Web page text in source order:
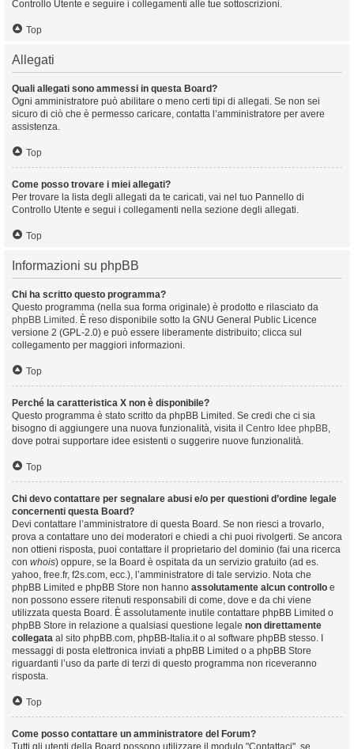
Controllo Utente e seguire i collegamenti alle tue sottoscrizioni.
Top
Allegati
Quali allegati sono ammessi in questa Board?
Ogni amministratore può abilitare o meno certi tipi di allegati. Se non sei
sicuro di ciò che è permesso caricare, contatta l’amministratore per avere
assistenza.
Top
Come posso trovare i miei allegati?
Per trovare la lista degli allegati da te caricati, vai nel tuo Pannello di
Controllo Utente e segui i collegamenti nella sezione degli allegati.
Top
Informazioni su phpBB
Chi ha scritto questo programma?
Questo programma (nella sua forma originale) è prodotto e rilasciato da
phpBB Limited . È reso disponibile sotto la GNU General Public Licence
versione 2 (GPL-2.0) e può essere liberamente distribuito; clicca sul
collegamento per maggiori informazioni.
Top
Perché la caratteristica X non è disponibile?
Questo programma è stato scritto da phpBB Limited. Se credi che ci sia
bisogno di aggiungere una nuova funzionalità, visita il Centro Idee phpBB,
dove potrai supportare idee esistenti o suggerire nuove funzionalità.
Top
Chi devo contattare per segnalare abusi e/o per questioni d’ordine legale
concernenti questa Board?
Devi contattare l’amministratore di questa Board. Se non riesci a trovarlo,
prova a contattare uno dei moderatori e chiedi a chi puoi rivolgerti. Se ancora
non ottieni risposta, puoi contattare il proprietario del dominio (fai una ricerca
con whois) oppure, se la Board è ospitata da un servizio gratuito (ad es.
yahoo, free.fr, f2s.com, ecc.), l’amministratore di tale servizio. Nota che
phpBB Limited e phpBB Store non hanno assolutamente alcun controllo e
non possono essere ritenuti responsabili di come, dove e da chi viene
utilizzata questa Board. È assolutamente inutile contattare phpBB Limited o
phpBB Store in relazione a qualsiasi questione legale non direttamente
collegata al sito phpBB.com, phpBB-Italia.it o al software phpBB stesso. I
messaggi di posta elettronica inviati a phpBB Limited o a phpBB Store
riguardanti l’uso da parte di terzi di questo programma non riceveranno
risposta.
Top
Come posso contattare un amministratore del Forum?
Tutti gli utenti della Board possono utilizzare il modulo "Contattaci", se